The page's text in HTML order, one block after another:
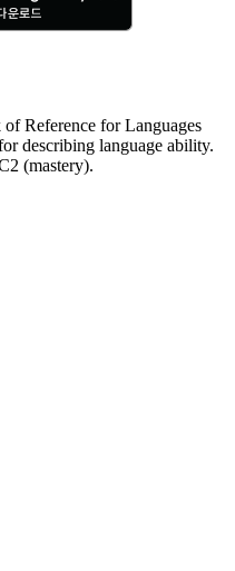
Reference for Languages
describing language ability.
(mastery).